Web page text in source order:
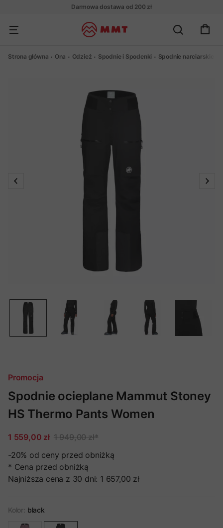
Darmowa dostawa od 200 zł
Strona główna Ona Odzież Spodnie i Spodenki Spodnie narciarskie
Promocja
Spodnie ocieplane Mammut Stoney
HS Thermo Pants Women
1 559,00 zł 1 949,00 zł*
-20% od ceny przed obniżką
* Cena przed obniżką
Najniższa cena z 30 dni: 1 657,00 zł
Kolor: black